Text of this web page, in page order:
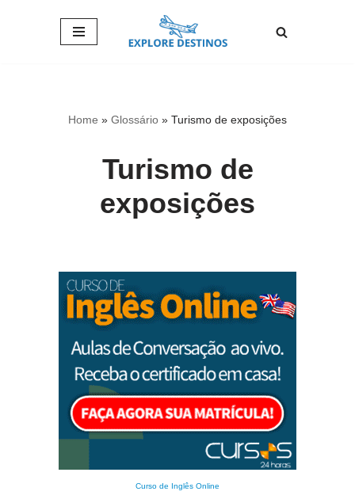
Home » Glossário » Turismo de exposições
Turismo de
exposições
Curso de Inglês Online